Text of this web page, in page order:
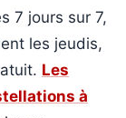
7 jours sur 7,
les jeudis,
Les
à